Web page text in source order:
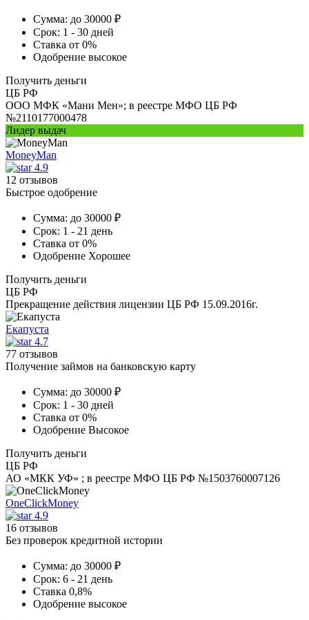
Сумма: до 30000 ₽
Срок: 1 - 30 дней
Ставка от 0%
Одобрение высокое
Получить деньги
ЦБ РФ
ООО МФК «Мани Мен»; в реестре МФО ЦБ РФ
№2110177000478
Лидер выдач
MoneyMan
4.9
12 отзывов
Быстрое одобрение
Сумма: до 30000 ₽
Срок: 1 - 21 день
Ставка от 0%
Одобрение Хорошее
Получить деньги
ЦБ РФ
Прекращение действия лицензии ЦБ РФ 15.09.2016г.
Екапуста
4.7
77 отзывов
Получение займов на банковскую карту
Сумма: до 30000 ₽
Срок: 1 - 30 дней
Ставка от 0%
Одобрение Высокое
Получить деньги
ЦБ РФ
АО «МКК УФ» ; в реестре МФО ЦБ РФ №1503760007126
OneClickMoney
4.9
16 отзывов
Без проверок кредитной истории
Сумма: до 30000 ₽
Срок: 6 - 21 день
Ставка 0,8%
Одобрение высокое